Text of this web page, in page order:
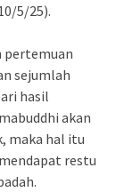
5/25).
pertemuan
sejumlah
hasil
akan
maka hal itu
restu